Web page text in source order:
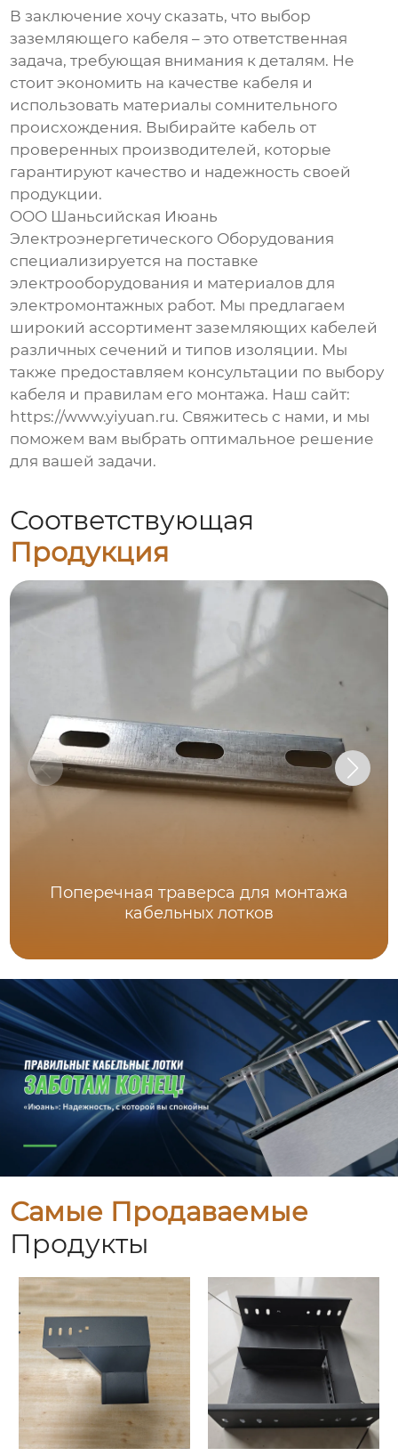
В заключение хочу сказать, что выбор
заземляющего кабеля – это ответственная
задача, требующая внимания к деталям. Не
стоит экономить на качестве кабеля и
использовать материалы сомнительного
происхождения. Выбирайте кабель от
проверенных производителей, которые
гарантируют качество и надежность своей
продукции.
ООО Шаньсийская Июань
Электроэнергетического Оборудования
специализируется на поставке
электрооборудования и материалов для
электромонтажных работ. Мы предлагаем
широкий ассортиментзаземляющих кабелей
различных сечений и типов изоляции. Мы
также предоставляем консультации по выбору
кабеля и правилам его монтажа. Наш сайт:
https://www.yiyuan.ru. Свяжитесь с нами, и мы
поможем вам выбрать оптимальное решение
для вашей задачи.
Соответствующая
Продукция
Поперечная траверса для монтажа
кабельных лотков
Самые Продаваемые
Продукты